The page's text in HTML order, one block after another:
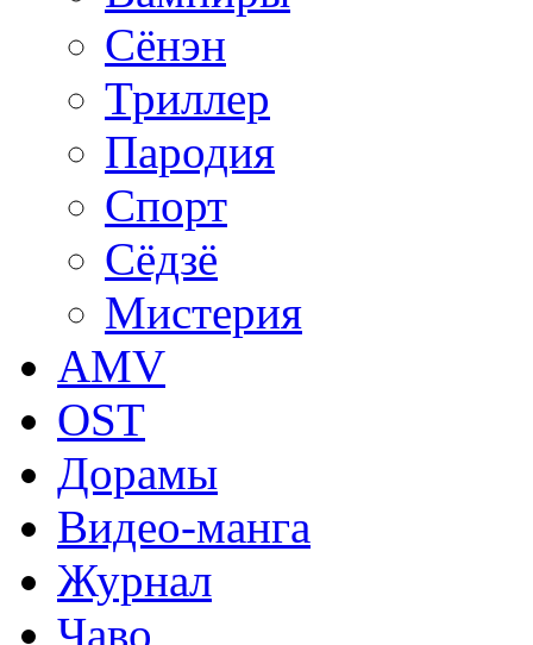
Сёнэн
Триллер
Пародия
Спорт
Сёдзё
Мистерия
AMV
OST
Дорамы
Видео-манга
Журнал
Чаво